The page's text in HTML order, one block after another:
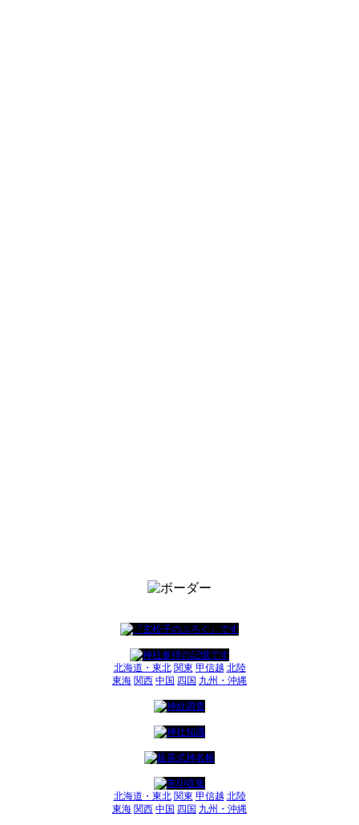
北海道・東北 関東 甲信越 北陸
東海 関西 中国 四国 九州・沖縄
北海道・東北 関東 甲信越 北陸
東海 関西 中国 四国 九州・沖縄